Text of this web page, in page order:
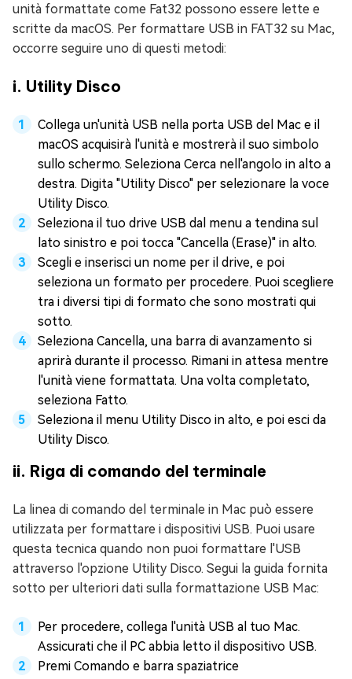
unità formattate come Fat32 possono essere lette e
scritte da macOS. Per formattare USB in FAT32 su Mac,
occorre seguire uno di questi metodi:
i. Utility Disco
Collega un'unità USB nella porta USB del Mac e il
macOS acquisirà l'unità e mostrerà il suo simbolo
sullo schermo. Seleziona Cerca nell'angolo in alto a
destra. Digita "Utility Disco" per selezionare la voce
Utility Disco.
Seleziona il tuo drive USB dal menu a tendina sul
lato sinistro e poi tocca "Cancella (Erase)" in alto.
Scegli e inserisci un nome per il drive, e poi
seleziona un formato per procedere. Puoi scegliere
tra i diversi tipi di formato che sono mostrati qui
sotto.
Seleziona Cancella, una barra di avanzamento si
aprirà durante il processo. Rimani in attesa mentre
l'unità viene formattata. Una volta completato,
seleziona Fatto.
Seleziona il menu Utility Disco in alto, e poi esci da
Utility Disco.
ii. Riga di comando del terminale
La linea di comando del terminale in Mac può essere
utilizzata per formattare i dispositivi USB. Puoi usare
questa tecnica quando non puoi formattare l'USB
attraverso l'opzione Utility Disco. Segui la guida fornita
sotto per ulteriori dati sulla formattazione USB Mac:
Per procedere, collega l'unità USB al tuo Mac.
Assicurati che il PC abbia letto il dispositivo USB.
Premi Comando e barra spaziatrice